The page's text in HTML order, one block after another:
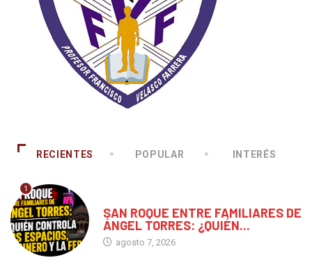
RECIENTES POPULAR INTERÉS
1
SAN ROQUE ENTRE FAMILIARES DE
ÁNGEL TORRES: ¿QUIÉN...
agosto 7, 2026